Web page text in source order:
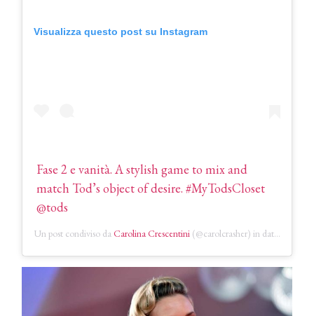
Visualizza questo post su Instagram
Fase 2 e vanità. A stylish game to mix and
match Tod’s object of desire. #MyTodsCloset
@tods
Un post condiviso daCarolina Crescentini (@carolcrasher) in data: